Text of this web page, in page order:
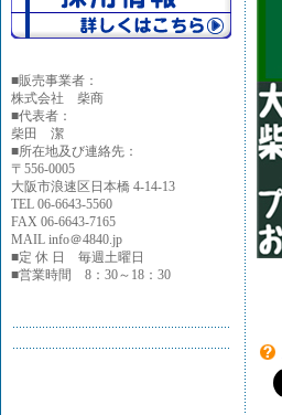
■販売事業者：
株式会社 柴商
■代表者：
柴田 潔
■所在地及び連絡先：
〒556-0005
大阪市浪速区日本橋 4-14-13
TEL 06-6643-5560
FAX 06-6643-7165
MAIL info＠4840.jp
■定 休 日 毎週土曜日
■営業時間 8：30～18：30